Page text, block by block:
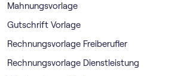
Mahnungsvorlage
Gutschrift Vorlage
Rechnungsvorlage Freiberufler
Rechnungsvorlage Dienstleistung